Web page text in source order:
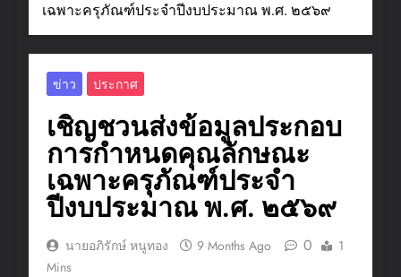
เฉพาะครุภัณฑ์ประจำปีงบประมาณ พ.ศ. ๒๕๖๙
ข่าว ประกาศ
เชิญชวนส่งข้อมูลประกอบ
การกำหนดคุณลักษณะ
เฉพาะครุภัณฑ์ประจำ
ปีงบประมาณ พ.ศ. ๒๕๖๙
นายอภิรักษ์ หนูทอง 9 Months Ago 0
1
Mins